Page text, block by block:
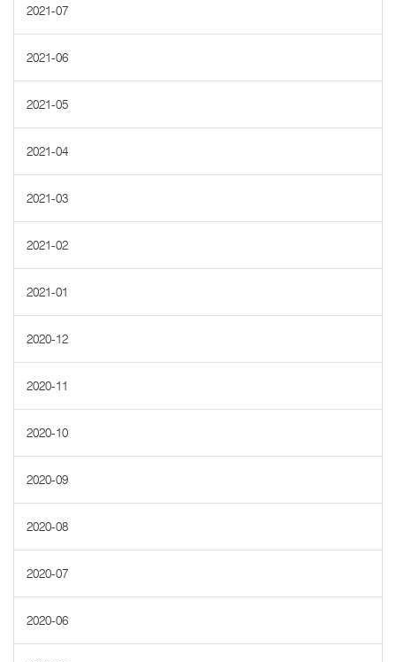
2021-07
2021-06
2021-05
2021-04
2021-03
2021-02
2021-01
2020-12
2020-11
2020-10
2020-09
2020-08
2020-07
2020-06